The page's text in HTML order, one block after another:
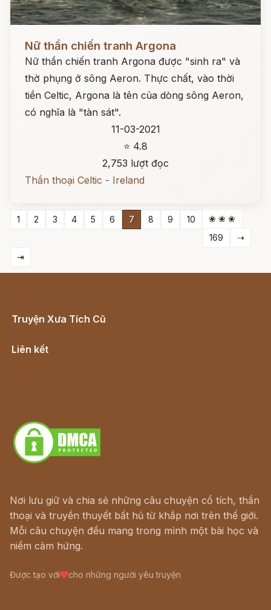
Nữ thần chiến tranh Argona
Nữ thần chiến tranh Argona được "sinh ra" và
thờ phụng ở sông Aeron. Thực chất, vào thời
tiền Celtic, Argona là tên của dòng sông Aeron,
có nghĩa là "tàn sát".
11-03-2021
⭐ 4.8
2,753 lượt đọc
Thần thoại Celtic - Ireland
1 2 3 4 5 6 7 8 9 10
❀ ❀ ❀
169
⇢
⇥
Truyện Xưa Tích Cũ
Liên kết
Nơi lưu giữ và chia sẻ những câu chuyện cổ tích, thần
thoại và truyền thuyết bất hủ từ khắp nơi trên thế giới.
Mỗi câu chuyện đều mang trong mình một bài học và
niềm cảm hứng.
Được tạo với cho những người yêu truyện